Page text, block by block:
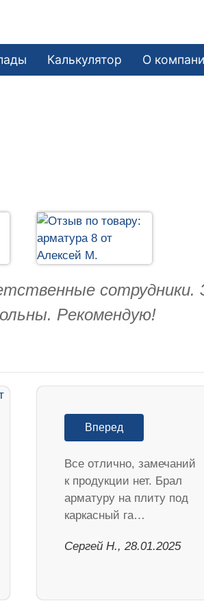
Калькулятор О
сотрудники.
Рекомендую!
Вперед
Все отлично, замечаний
к продукции нет. Брал
арматуру на плиту под
каркасный га…
Сергей Н., 28.01.2025